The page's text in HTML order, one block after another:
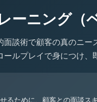
ーニング（
談術で顧客の真のニー
ールプレイで身につけ
るために、顧客との面談ス